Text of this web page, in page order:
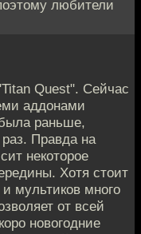
любители
Quest". Сейчас
аддонами
раньше,
Правда на
некоторое
Хотя стоит
мультиков много
от всей
новогодние